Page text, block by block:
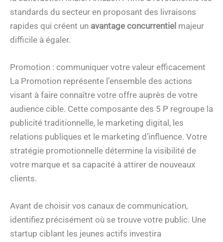
standards du secteur en proposant des livraisons
rapides qui créent un avantage concurrentiel majeur
difficile à égaler.
Promotion : communiquer votre valeur efficacement
La Promotion représente l’ensemble des actions
visant à faire connaître votre offre auprès de votre
audience cible. Cette composante des 5 P regroupe la
publicité traditionnelle, le marketing digital, les
relations publiques et le marketing d’influence. Votre
stratégie promotionnelle détermine la visibilité de
votre marque et sa capacité à attirer de nouveaux
clients.
Avant de choisir vos canaux de communication,
identifiez précisément où se trouve votre public. Une
startup ciblant les jeunes actifs investira